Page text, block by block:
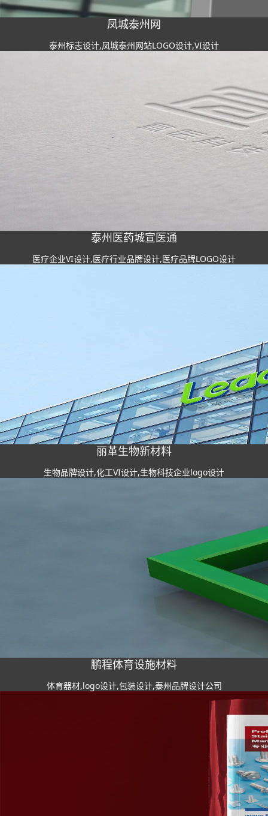
凤城泰州网
泰州标志设计,凤城泰州网站LOGO设计,VI设计
泰州医药城宣医通
医疗企业VI设计,医疗行业品牌设计,医疗品牌LOGO设计
丽革生物新材料
生物品牌设计,化工VI设计,生物科技企业logo设计
鹏程体育设施材料
体育器材,logo设计,包装设计,泰州品牌设计公司